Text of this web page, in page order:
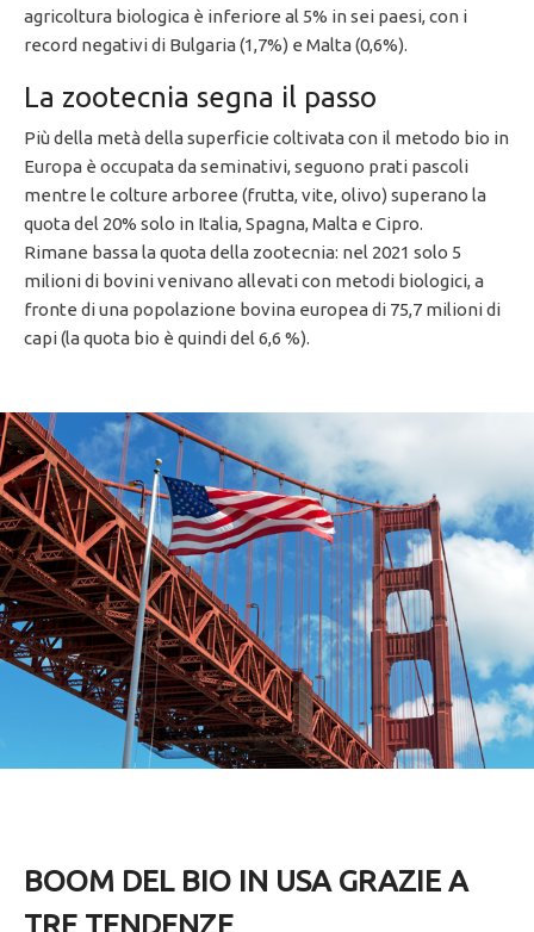
agricoltura biologica è inferiore al 5% in sei paesi, con i
record negativi di Bulgaria (1,7%) e Malta (0,6%).
La zootecnia segna il passo
Più della metà della superficie coltivata con il metodo bio in
Europa è occupata da seminativi, seguono prati pascoli
mentre le colture arboree (frutta, vite, olivo) superano la
quota del 20% solo in Italia, Spagna, Malta e Cipro.
Rimane bassa la quota della zootecnia: nel 2021 solo 5
milioni di bovini venivano allevati con metodi biologici, a
fronte di una popolazione bovina europea di 75,7 milioni di
capi (la quota bio è quindi del 6,6 %).
BOOM DEL BIO IN USA GRAZIE A
TRE TENDENZE